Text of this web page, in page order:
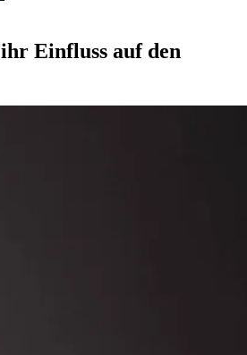
Einfluss auf den